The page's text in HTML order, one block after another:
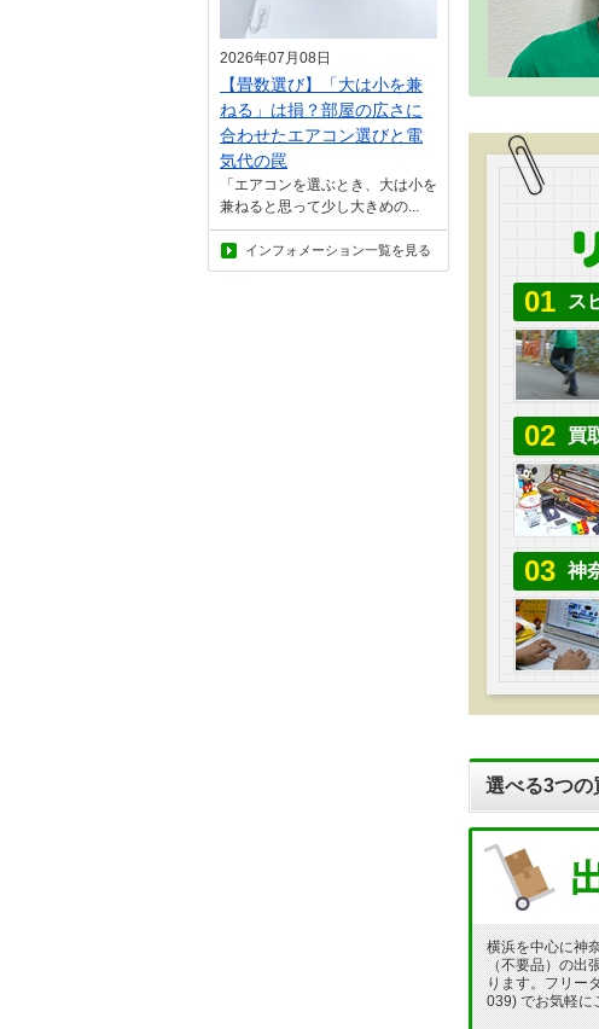
01 ス
02 買
03 神
選べる3つの
横浜を中心に神
（不要品）の出
ります。フリー
039) でお気軽に
2026年07月08日
【畳数選び】「大は小を兼
ねる」は損？部屋の広さに
合わせたエアコン選びと電
気代の罠
「エアコンを選ぶとき、大は小を
兼ねると思って少し大きめの...
インフォメーション一覧を見る